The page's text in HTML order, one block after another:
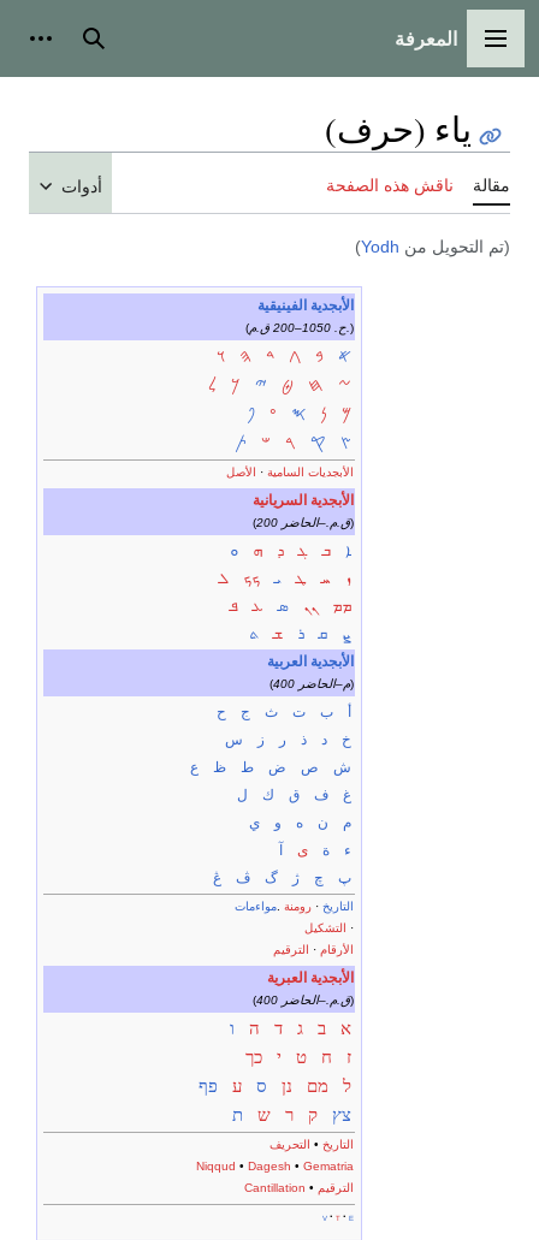
القائمة الرئيسية
المعرفة بحث
ياء (حرف)
مقالة ناقش هذه الصفحة أدوات
(تم التحويل من Yodh
)
الأبجدية الفينيقية
( ح. 1050–200 ق.م.)
𐤀
𐤁
𐤂
𐤃
𐤄
𐤅
𐤆
𐤇
𐤈
𐤉
𐤊
𐤋
𐤌
𐤍
𐤎
𐤏
𐤐
𐤑
𐤒
𐤓
𐤔
𐤕
الأبجديات السامية· الأصل
الأبجدية السريانية
( 200 ق.م.–الحاضر)
ܐ ܒ ܓ ܕ ܗ
ܘ
ܙ
ܚ ܛ ܝ ܟܟ
ܠ
ܡܡ
ܢܢ ܣ ܥ
ܦ
ܨ
ܩ ܪ ܫ
ܬ
الأبجدية العربية
( 400 م–الحاضر)
ب ت ث ج
ح
خ
د ذ ر ز
س
ش
ص ض ط ظ
ع
غ
ف ق ك
ل
م
ن ه و
ي
ء
ة ى
پ
چ ژ گ ڤ ڠ
التاريخ· رومنة.مواءمات
التشكيل ·
الأرقام· الترقيم
الأبجدية العبرية
( 400 ق.م.–الحاضر)
א ב ג ד ה
ו
ז
ח ט י
כך
ל
מם נן ס ע
פף
צץ
ק ר ש ת
التاريخ• التحريف
Niqqud •Dagesh •Gematria
Cantillation • الترقيم
v t e